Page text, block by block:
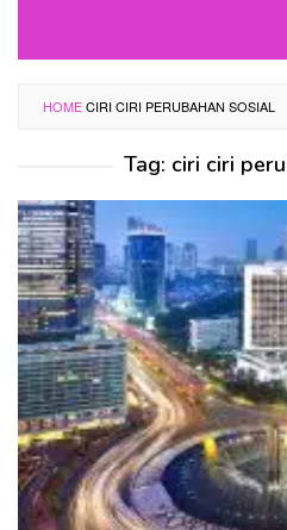
HOMECIRI CIRI PERUBAHAN SOSIAL
Tag: ciri ciri